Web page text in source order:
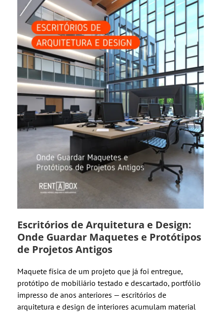
Escritórios de Arquitetura e Design:
Onde Guardar Maquetes e Protótipos
de Projetos Antigos
Maquete física de um projeto que já foi entregue,
protótipo de mobiliário testado e descartado, portfólio
impresso de anos anteriores — escritórios de
arquitetura e design de interiores acumulam material